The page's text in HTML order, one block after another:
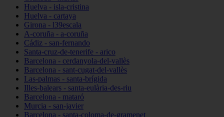
Huelva - isla-cristina
Huelva - cartaya
Girona - l39escala
A-coruña - a-coruña
Cádiz - san-fernando
Santa-cruz-de-tenerife - arico
Barcelona - cerdanyola-del-vallès
Barcelona - sant-cugat-del-vallès
Las-palmas - santa-brígida
Illes-balears - santa-eulària-des-riu
Barcelona - mataró
Murcia - san-javier
Barcelona - santa-coloma-de-gramenet